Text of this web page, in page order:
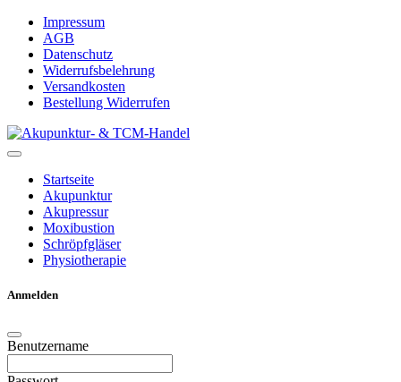
Impressum
AGB
Datenschutz
Widerrufsbelehrung
Versandkosten
Bestellung Widerrufen
Startseite
Akupunktur
Akupressur
Moxibustion
Schröpfgläser
Physiotherapie
Anmelden
Benutzername